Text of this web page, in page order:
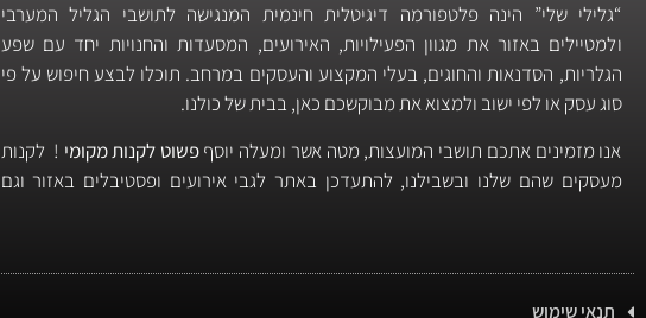
“גלילי שלי” הינה פלטפורמה דיגיטלית חינמית המנגישה לתושבי הגליל המערבי
ולמטיילים באזור את מגוון הפעילויות, האירועים, המסעדות והחנויות יחד עם שפע
הגלריות, הסדנאות והחוגים, בעלי המקצוע והעסקים במרחב. תוכלו לבצע חיפוש על פי
סוג עסק או לפי ישוב ולמצוא את מבוקשכם כאן, בבית של כולנו.
אנו מזמינים אתכם תושבי המועצות, מטה אשר ומעלה יוסףפשוט לקנות מקומי ! לקנות
מעסקים שהם שלנו ובשבילנו, להתעדכן באתר לגבי אירועים ופסטיבלים באזור וגם
תנאי שימוש